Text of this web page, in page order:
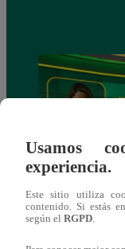
Alicia Retto
emotiva
Usamos
experiencia.
Este sitio utiliza
contenido. Si estás
según el RGPD